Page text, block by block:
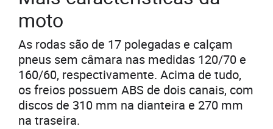
moto
As rodas são de 17 polegadas e calçam
pneus sem câmara nas medidas 120/70 e
160/60, respectivamente. Acima de tudo,
os freios possuem ABS de dois canais, com
discos de 310 mm na dianteira e 270 mm
na traseira.